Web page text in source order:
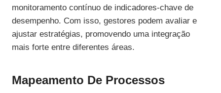
monitoramento contínuo de indicadores-chave de
desempenho. Com isso, gestores podem avaliar e
ajustar estratégias, promovendo uma integração
mais forte entre diferentes áreas.
Mapeamento De Processos